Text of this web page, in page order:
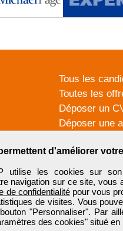
d'améliorer
utilise les cookies sur
navigation sur ce site, vous
de confidentialitépour vous
de visites. Vous
"Personnaliser". Par
des cookies" situé en
Tous les
Toutes les
Déposer un
Déposer une